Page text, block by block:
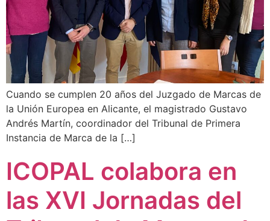
Cuando se cumplen 20 años del Juzgado de Marcas de
la Unión Europea en Alicante, el magistrado Gustavo
Andrés Martín, coordinador del Tribunal de Primera
Instancia de Marca de la […]
ICOPAL colabora en
las XVI Jornadas del